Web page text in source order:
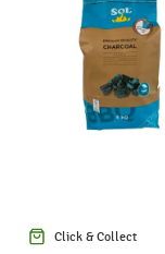
Click & Collect